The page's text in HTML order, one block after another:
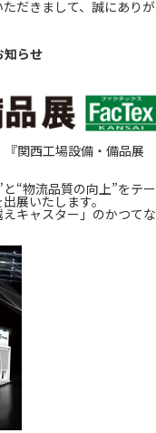
だきまして、誠にありが
知らせ
関西工場設備・備品展
“物流品質の向上”をテー
展いたします。
キャスター」のかつてな